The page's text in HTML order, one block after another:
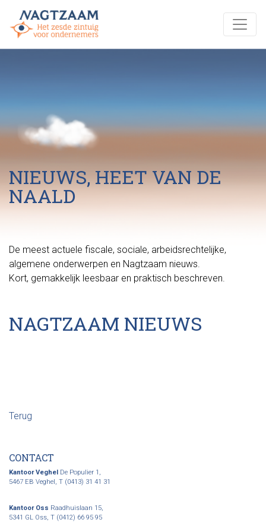
NIEUWS, HEET VAN DE
NAALD
De meest actuele fiscale, sociale, arbeidsrechtelijke,
algemene onderwerpen en Nagtzaam nieuws.
Kort, gemakkelijk leesbaar en praktisch beschreven.
NAGTZAAM NIEUWS
Terug
CONTACT
Kantoor Veghel De Populier 1,
5467 EB Veghel, T (0413) 31 41 31
Kantoor Oss Raadhuislaan 15,
5341 GL Oss, T (0412) 66 95 95